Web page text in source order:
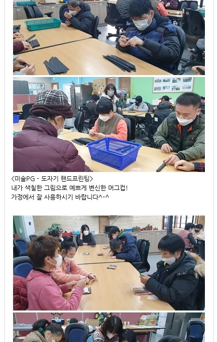
<미술PG - 도자기 핸드프린팅>
내가 색칠한 그림으로 예쁘게 변신한 머그컵!
가정에서 잘 사용하시기 바랍니다^-^